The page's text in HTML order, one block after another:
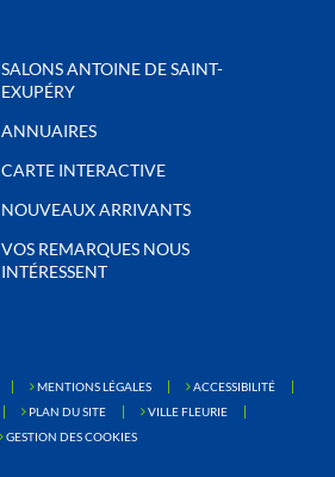
SALONS ANTOINE DE SAINT-
EXUPÉRY
ANNUAIRES
CARTE INTERACTIVE
NOUVEAUX ARRIVANTS
VOS REMARQUES NOUS
INTÉRESSENT
MENTIONS LÉGALES
ACCESSIBILITÉ
PLAN DU SITE
VILLE FLEURIE
GESTION DES COOKIES